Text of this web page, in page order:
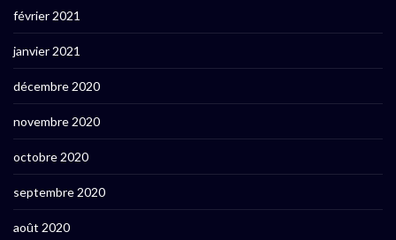
février 2021
janvier 2021
décembre 2020
novembre 2020
octobre 2020
septembre 2020
août 2020